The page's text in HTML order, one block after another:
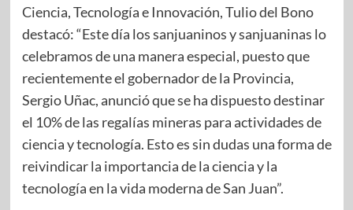
Ciencia, Tecnología e Innovación, Tulio del Bono
destacó: “Este día los sanjuaninos y sanjuaninas lo
celebramos de una manera especial, puesto que
recientemente el gobernador de la Provincia,
Sergio Uñac, anunció que se ha dispuesto destinar
el 10% de las regalías mineras para actividades de
ciencia y tecnología. Esto es sin dudas una forma de
reivindicar la importancia de la ciencia y la
tecnología en la vida moderna de San Juan”.